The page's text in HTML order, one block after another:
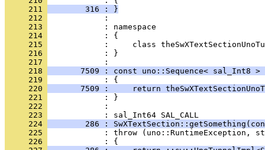
     211
        316 : }
     212
     213
     214
     215
     216
            : }
     217
     218
7509 : const uno::Sequence< sal_Int8
     219
     220
7509 :     return
     221
     222
            :
     223
     224
286 :
     225
     226